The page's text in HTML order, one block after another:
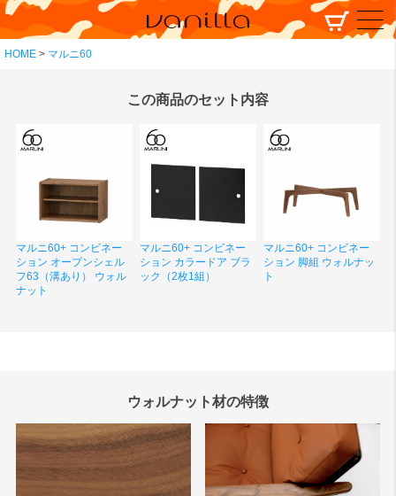
HOME マルニ60
この商品のセット内容
マルニ60+ コンビネー
ション オープンシェル
フ63（溝あり） ウォル
ナット
マルニ60+ コンビネー
ション カラードア ブラ
ック（2枚1組）
マルニ60+ コンビネー
ション 脚組 ウォルナッ
ト
ウォルナット材の特徴